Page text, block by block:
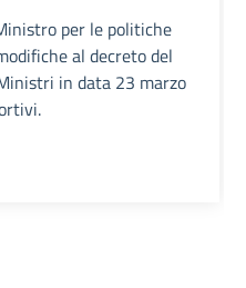
per le politiche
al decreto del
in data 23 marzo